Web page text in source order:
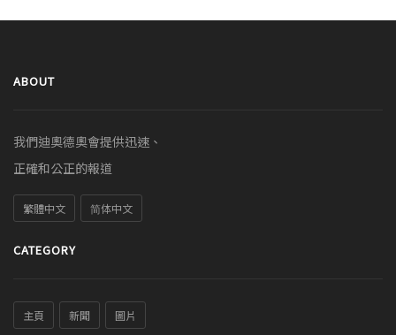
ABOUT
我們迪奧德奧會提供迅速、
正確和公正的報道
繁體中文 简体中文
CATEGORY
主頁 新聞 圖片